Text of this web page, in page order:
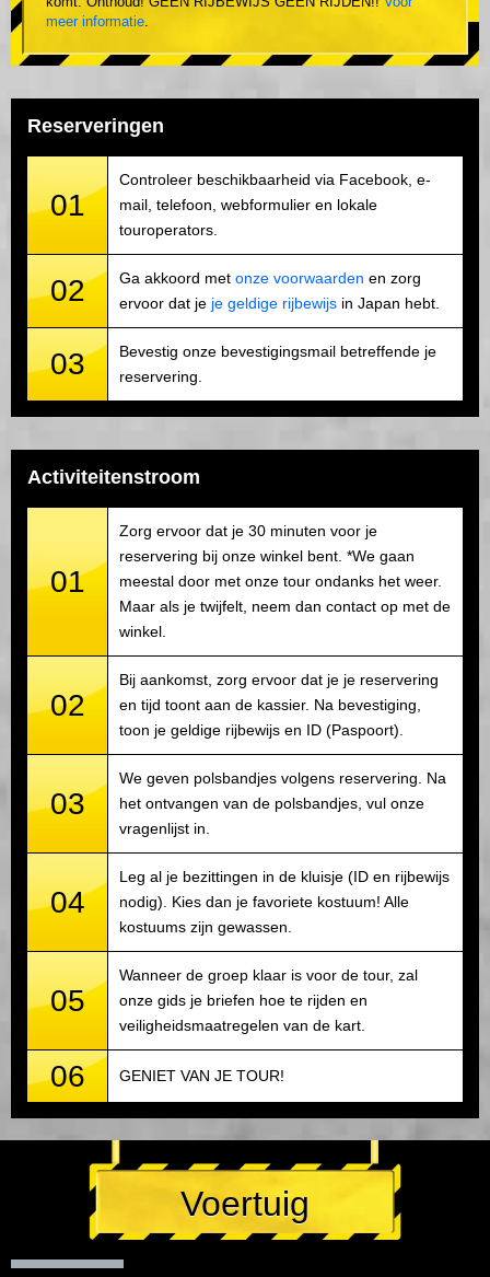
meer informatie
Reserveringen
01
Controleer beschikbaarheid via Facebook, e-
mail, telefoon, webformulier en lokale
touroperators.
02 Ga akkoord met onze voorwaarden en zorg
ervoor dat je je geldige rijbewijs in Japan hebt.
03
Bevestig onze bevestigingsmail betreffende je
reservering.
Activiteitenstroom
01
Zorg ervoor dat je 30 minuten voor je
reservering bij onze winkel bent. *We gaan
meestal door met onze tour ondanks het weer.
Maar als je twijfelt, neem dan contact op met de
winkel.
02
Bij aankomst, zorg ervoor dat je je reservering
en tijd toont aan de kassier. Na bevestiging,
toon je geldige rijbewijs en ID (Paspoort).
03
We geven polsbandjes volgens reservering. Na
het ontvangen van de polsbandjes, vul onze
vragenlijst in.
04
Leg al je bezittingen in de kluisje (ID en rijbewijs
nodig). Kies dan je favoriete kostuum! Alle
kostuums zijn gewassen.
05
Wanneer de groep klaar is voor de tour, zal
onze gids je briefen hoe te rijden en
veiligheidsmaatregelen van de kart.
06 GENIET VAN JE TOUR!
Voertuig